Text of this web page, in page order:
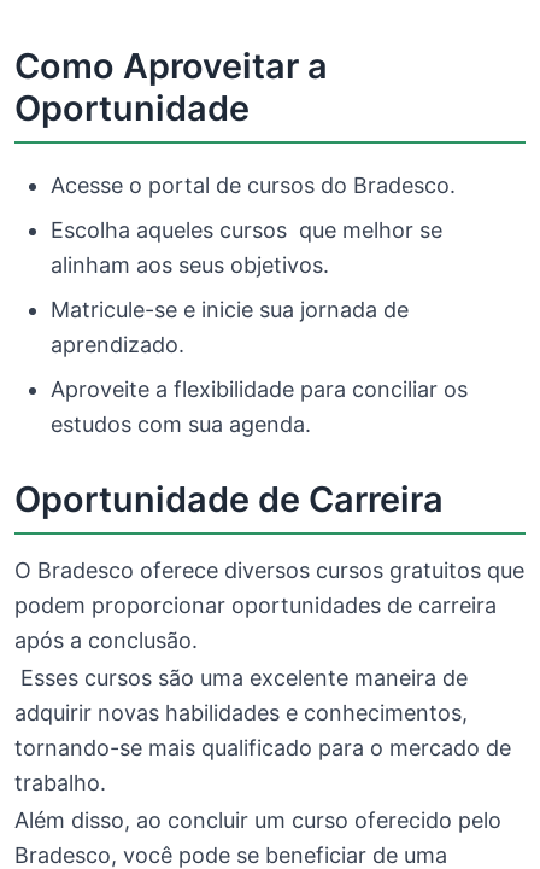
Como Aproveitar a
Oportunidade
Acesse o portal de cursos do Bradesco.
Escolha aqueles cursos que melhor se
alinham aos seus objetivos.
Matricule-se e inicie sua jornada de
aprendizado.
Aproveite a flexibilidade para conciliar os
estudos com sua agenda.
Oportunidade de Carreira
O Bradesco oferece diversos cursos gratuitos que
podem proporcionar oportunidades de carreira
após a conclusão.
Esses cursos são uma excelente maneira de
adquirir novas habilidades e conhecimentos,
tornando-se mais qualificado para o mercado de
trabalho.
Além disso, ao concluir um curso oferecido pelo
Bradesco, você pode se beneficiar de uma